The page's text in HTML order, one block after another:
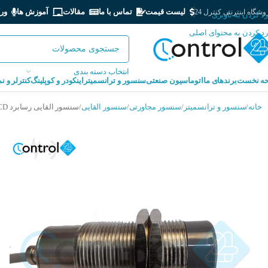
رد کردن به ناوبری
رد کردن به محتوای اصلی
اینترنتی کنترل 24 لیست قیمت تماس با ما مقالات آموزش ها
انتخاب دسته بندی
نخستبرندهای ما اتوماسیون صنعتیسنسور و ترانسمیتر اینکودر و کوپلینگکنترلر و
خانه سنسور و ترانسمیتر سنسور مجاورتی سنسور القایی سنسور القایی رسابرد RASABOARD ISR18-8-CD